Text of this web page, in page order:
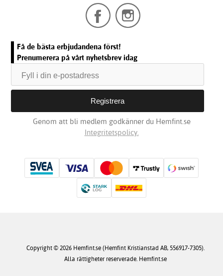
Få de bästa erbjudandena först!
Prenumerera på vårt nyhetsbrev idag
Genom att bli medlem godkänner du Hemfint.se
Integritetspolicy.
Copyright © 2026 Hemfint.se (Hemfint Kristianstad AB, 556917-7305).
Alla rättigheter reserverade. Hemfint.se